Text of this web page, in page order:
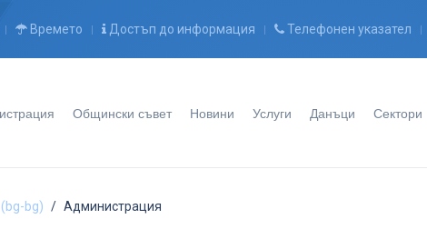
Времето Достъп до информация Телефонен указател
Общински съвет Новини Услуги Данъци Сектори
bg) Администрация